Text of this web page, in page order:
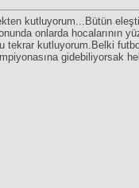
kutluyorum...Bütün
onlarda hocalarının
tekrar kutluyorum.Belki
gidebiliyorsak